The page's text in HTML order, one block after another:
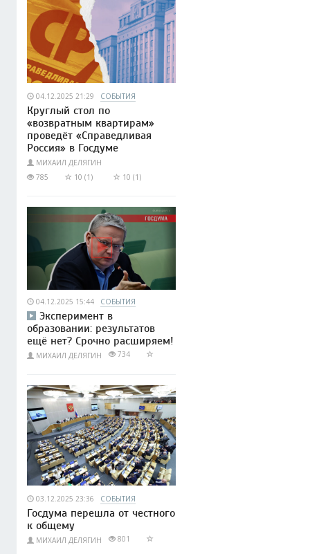
04.12.2025 21:29 СОБЫТИЯ
Круглый стол по
«возвратным квартирам»
проведёт «Справедливая
Россия» в Госдуме
МИХАИЛ ДЕЛЯГИН
785
10 (1) 10 (1)
04.12.2025 15:44 СОБЫТИЯ
Эксперимент в
образовании: результатов
ещё нет? Срочно расширяем!
МИХАИЛ ДЕЛЯГИН 734
03.12.2025 23:36 СОБЫТИЯ
Госдума перешла от честного
к общему
МИХАИЛ ДЕЛЯГИН 801